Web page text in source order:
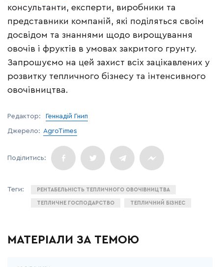
консультанти, експерти, виробники та
представники компаній, які поділяться своїм
досвідом та знаннями щодо вирощування
овочів і фруктів в умовах закритого грунту.
Запрошуємо на цей захист всіх зацікавлених у
розвитку тепличного бізнесу та інтенсивного
овочівництва.
Редактор: Геннадій Гнип
Джерело: AgroTimes
РЕНТАБЕЛЬНІСТЬ ТЕПЛИЧНОГО ОВОЧІВНИЦТВА
ТЕПЛИЧНЕ ГОСПОДАРСТВО ТЕПЛИЧНИЙ БІЗНЕС
МАТЕРІАЛИ ЗА ТЕМОЮ